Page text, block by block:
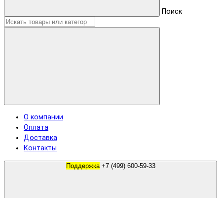
Поиск
О компании
Оплата
Доставка
Контакты
Поддержка +7 (499) 600-59-33